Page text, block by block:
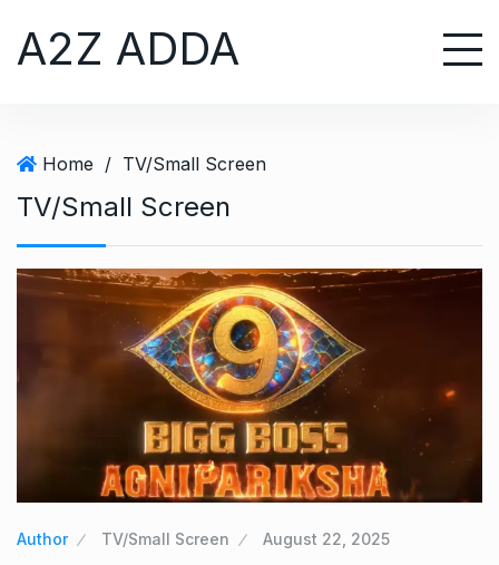
A2Z ADDA
Home / TV/Small Screen
TV/Small Screen
Author TV/Small Screen August 22, 2025